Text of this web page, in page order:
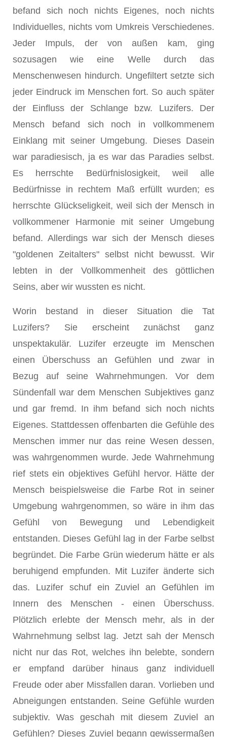
befand sich noch nichts Eigenes, noch nichts
Individuelles, nichts vom Umkreis Verschiedenes.
Jeder Impuls, der von außen kam, ging
sozusagen wie eine Welle durch das
Menschenwesen hindurch. Ungefiltert setzte sich
jeder Eindruck im Menschen fort. So auch später
der Einfluss der Schlange bzw. Luzifers. Der
Mensch befand sich noch in vollkommenem
Einklang mit seiner Umgebung. Dieses Dasein
war paradiesisch, ja es war das Paradies selbst.
Es herrschte Bedürfnislosigkeit, weil alle
Bedürfnisse in rechtem Maß erfüllt wurden; es
herrschte Glückseligkeit, weil sich der Mensch in
vollkommener Harmonie mit seiner Umgebung
befand. Allerdings war sich der Mensch dieses
"goldenen Zeitalters" selbst nicht bewusst. Wir
lebten in der Vollkommenheit des göttlichen
Seins, aber wir wussten es nicht.
Worin bestand in dieser Situation die Tat
Luzifers? Sie erscheint zunächst ganz
unspektakulär. Luzifer erzeugte im Menschen
einen Überschuss an Gefühlen und zwar in
Bezug auf seine Wahrnehmungen. Vor dem
Sündenfall war dem Menschen Subjektives ganz
und gar fremd. In ihm befand sich noch nichts
Eigenes. Stattdessen offenbarten die Gefühle des
Menschen immer nur das reine Wesen dessen,
was wahrgenommen wurde. Jede Wahrnehmung
rief stets ein objektives Gefühl hervor. Hätte der
Mensch beispielsweise die Farbe Rot in seiner
Umgebung wahrgenommen, so wäre in ihm das
Gefühl von Bewegung und Lebendigkeit
entstanden. Dieses Gefühl lag in der Farbe selbst
begründet. Die Farbe Grün wiederum hätte er als
beruhigend empfunden. Mit Luzifer änderte sich
das. Luzifer schuf ein Zuviel an Gefühlen im
Innern des Menschen - einen Überschuss.
Plötzlich erlebte der Mensch mehr, als in der
Wahrnehmung selbst lag. Jetzt sah der Mensch
nicht nur das Rot, welches ihn belebte, sondern
er empfand darüber hinaus ganz individuell
Freude oder aber Missfallen daran. Vorlieben und
Abneigungen entstanden. Seine Gefühle wurden
subjektiv. Was geschah mit diesem Zuviel an
Gefühlen? Dieses Zuviel begann gewissermaßen